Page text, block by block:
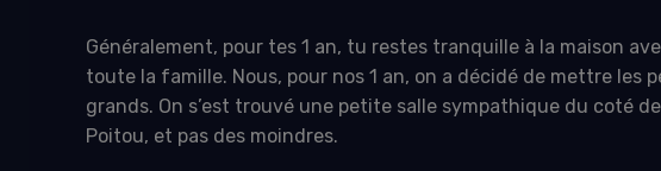
Généralement, pour tes 1 an, tu restes tranquille à la maison
toute la famille. Nous, pour nos 1 an, on a décidé de mettre les
grands. On s’est trouvé une petite salle sympathique du coté
Poitou, et pas des moindres.